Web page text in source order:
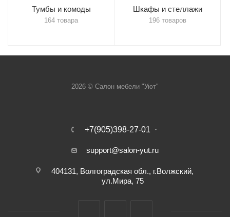
Тумбы и комоды
164 товара
Шкафы и стеллажи
196 товаров
2026 © Салон мебели "Уют"
+7(905)398-27-01
support@salon-yut.ru
404131, Волгоградская обл., г.Волжский,
ул.Мира, 75